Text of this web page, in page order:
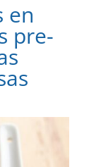
en
pre-